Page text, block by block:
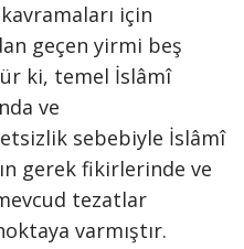
için
geçen yirmi beş
ki, temel İslâmî
ve
sebebiyle İslâmî
gerek fikirlerinde ve
tezatlar
varmıştır.